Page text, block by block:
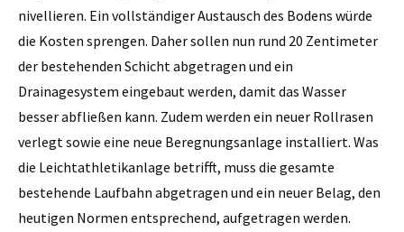
nivellieren. Ein vollständiger Austausch des Bodens würde
die Kosten sprengen. Daher sollen nun rund 20 Zentimeter
der bestehenden Schicht abgetragen und ein
Drainagesystem eingebaut werden, damit das Wasser
besser abfließen kann. Zudem werden ein neuer Rollrasen
verlegt sowie eine neue Beregnungsanlage installiert. Was
die Leichtathletikanlage betrifft, muss die gesamte
bestehende Laufbahn abgetragen und ein neuer Belag, den
heutigen Normen entsprechend, aufgetragen werden.